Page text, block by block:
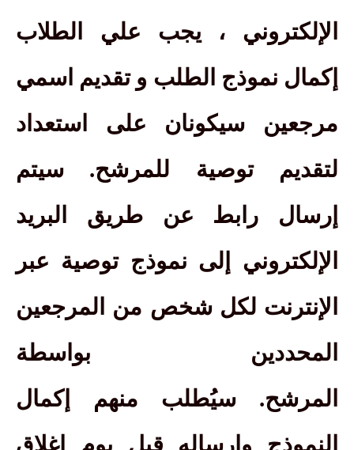
الإلكتروني ، يجب علي الطلاب
إكمال نموذج الطلب و تقديم اسمي
مرجعين سيكونان على استعداد
لتقديم توصية للمرشح.
سيتم
إرسال رابط عن طريق البريد
الإلكتروني إلى نموذج توصية عبر
الإنترنت لكل شخص من المرجعين
المحددين بواسطة
المرشح.
سيُطلب منهم إكمال
النموذج وإرساله قبل يوم إغلاق